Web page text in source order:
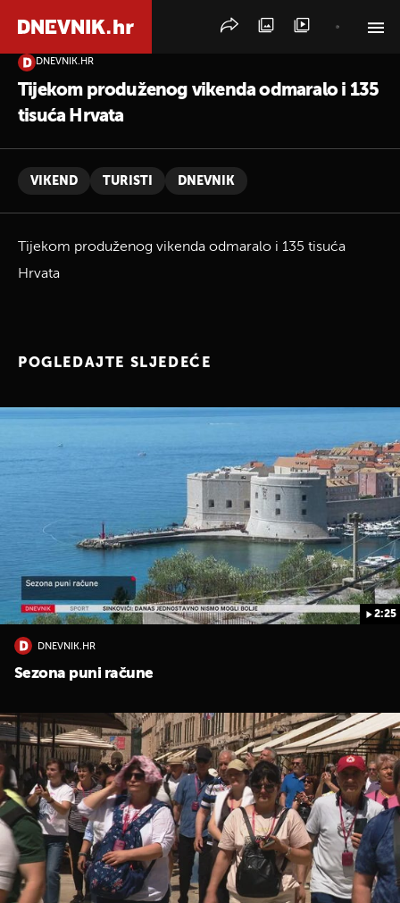
DNEVNIK.HR
Tijekom produženog vikenda odmaralo i 135
tisuća Hrvata
VIKEND TURISTI DNEVNIK
Tijekom produženog vikenda odmaralo i 135 tisuća
Hrvata
POGLEDAJTE SLJEDEĆE
2:25
DNEVNIK.HR
Sezona puni račune
PRETRAŽITE VIJESTI